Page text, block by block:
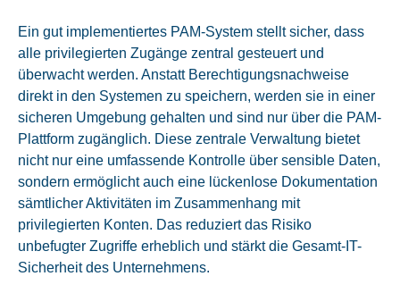
Ein gut implementiertes PAM-System stellt sicher, dass
alle privilegierten Zugänge zentral gesteuert und
überwacht werden. Anstatt Berechtigungsnachweise
direkt in den Systemen zu speichern, werden sie in einer
sicheren Umgebung gehalten und sind nur über die PAM-
Plattform zugänglich. Diese zentrale Verwaltung bietet
nicht nur eine umfassende Kontrolle über sensible Daten,
sondern ermöglicht auch eine lückenlose Dokumentation
sämtlicher Aktivitäten im Zusammenhang mit
privilegierten Konten. Das reduziert das Risiko
unbefugter Zugriffe erheblich und stärkt die Gesamt-IT-
Sicherheit des Unternehmens.